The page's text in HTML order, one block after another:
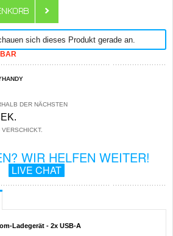
sich dieses Produkt gerade an.
DER NÄCHSTEN
WIR HELFEN WEITER!
LIVE CHAT
Ladegerät - 2x USB-A